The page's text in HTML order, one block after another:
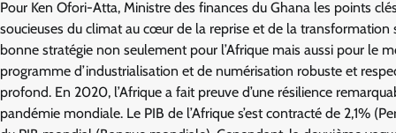
Pour Ken Ofori-Atta, Ministre des finances du Ghana les points
soucieuses du climat au cœur de la reprise et de la transformation
bonne stratégie non seulement pour l’Afrique mais aussi pour le
programme d’industrialisation et de numérisation robuste et
profond. En 2020, l’Afrique a fait preuve d’une résilience
pandémie mondiale. Le PIB de l’Afrique s’est contracté de 2,1%